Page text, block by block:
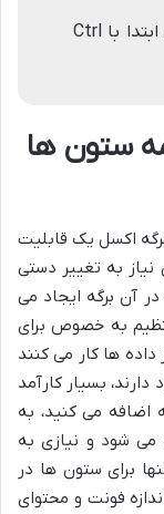
برای تغییر همزمان ابعاد کل کاربرگ، ابتدا با Ctrl
ستون ها
اکسل یک قابلیت
به تغییر دستی
آن برگه ایجاد می
به خصوص برای
ها کار می کنند
بسیار کارآمد
اضافه می کنید، به
شود و نیازی به
برای ستون ها در
فونت و محتوای